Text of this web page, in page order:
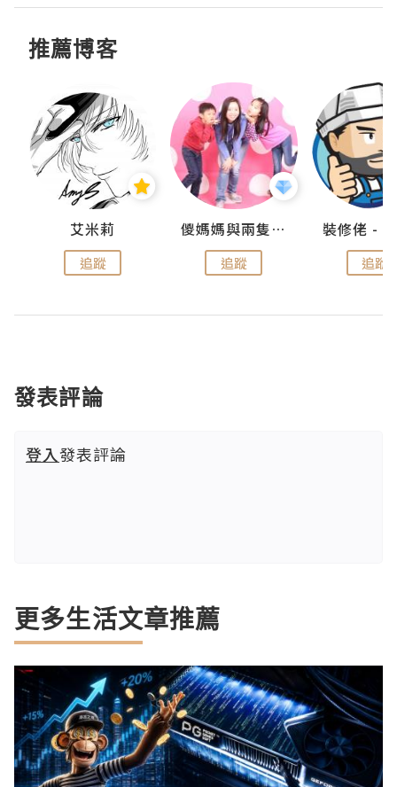
推薦博客
艾米莉
追蹤
儍媽媽與兩隻小魔怪之家
追蹤 追蹤
發表評論
登入發表評論
更多生活文章推薦